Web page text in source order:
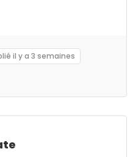
il y a 3 semaines